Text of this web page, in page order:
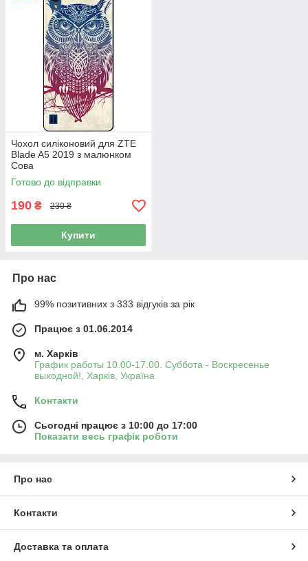
Чохол силіконовий для ZTE
Blade A5 2019 з малюнком
Сова
Готово до відправки
190 ₴ 230 ₴
Купити
Про нас
99% позитивних з 333 відгуків за рік
Працює з 01.06.2014
м. Харків
График работы 10.00-17.00. Суббота - Воскресенье
выходной!, Харків, Україна
Контакти
Сьогодні працює з 10:00 до 17:00
Показати весь графік роботи
Про нас
Контакти
Доставка та оплата